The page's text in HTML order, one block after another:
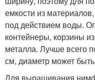
емкости из
под действием воды.
контейнеры, корзины
металла. Лучше всего
см, диаметр может